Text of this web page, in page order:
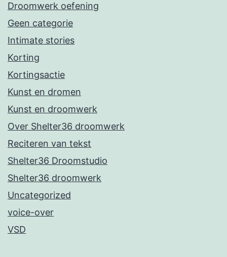
Droomwerk oefening
Geen categorie
Intimate stories
Korting
Kortingsactie
Kunst en dromen
Kunst en droomwerk
Over Shelter36 droomwerk
Reciteren van tekst
Shelter36 Droomstudio
Shelter36 droomwerk
Uncategorized
voice-over
VSD